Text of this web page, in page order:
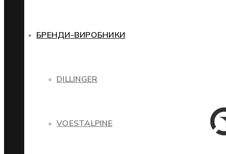
БРЕНДИ-ВИРОБНИКИ
DILLINGER
VOESTALPINE